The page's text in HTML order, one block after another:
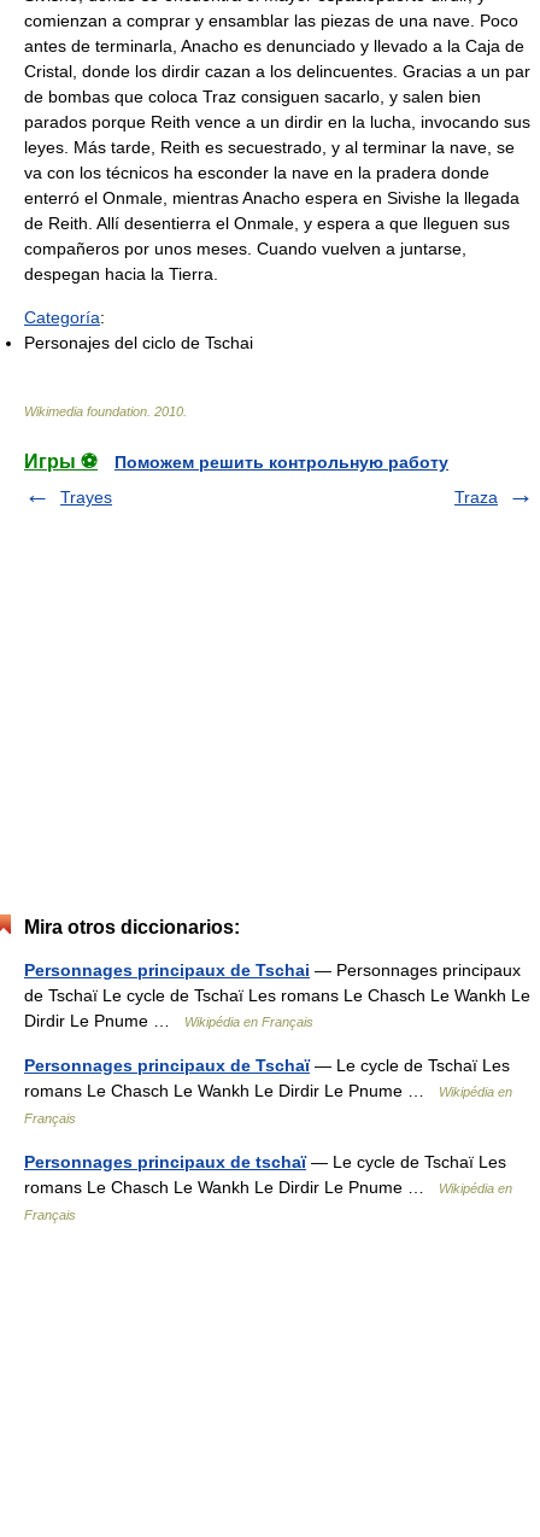
comienzan a comprar y ensamblar las piezas de una nave. Poco
antes de terminarla, Anacho es denunciado y llevado a la Caja de
Cristal, donde los dirdir cazan a los delincuentes. Gracias a un par
de bombas que coloca Traz consiguen sacarlo, y salen bien
parados porque Reith vence a un dirdir en la lucha, invocando sus
leyes. Más tarde, Reith es secuestrado, y al terminar la nave, se
va con los técnicos ha esconder la nave en la pradera donde
enterró el Onmale, mientras Anacho espera en Sivishe la llegada
de Reith. Allí desentierra el Onmale, y espera a que lleguen sus
compañeros por unos meses. Cuando vuelven a juntarse,
despegan hacia la Tierra.
Categoría:
Personajes del ciclo de Tschai
Wikimedia foundation 2010
Игры ⚽
Поможем решить контрольную работу
Trayes
Traza
Mira otros diccionarios:
Personnages principaux de Tschai — Personnages principaux
de Tschaï Le cycle de Tschaï Les romans Le Chasch Le Wankh Le
Dirdir Le Pnume …
Wikipédia en Français
Personnages principaux de Tschaï— Le cycle de Tschaï Les
romans Le Chasch Le Wankh Le Dirdir Le Pnume …
Wikipédia en
Français
Personnages principaux de tschaï— Le cycle de Tschaï Les
romans Le Chasch Le Wankh Le Dirdir Le Pnume …
Wikipédia en
Français